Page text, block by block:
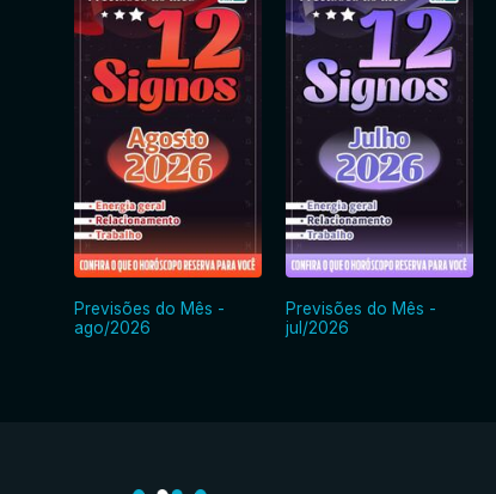
Previsões do Mês -
ago/2026
Previsões do Mês -
jul/2026